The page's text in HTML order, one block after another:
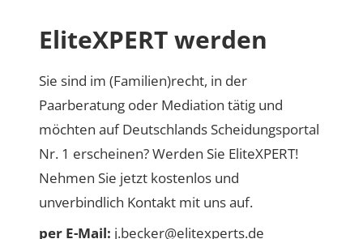
EliteXPERT werden
Sie sind im (Familien)recht, in der
Paarberatung oder Mediation tätig und
möchten auf Deutschlands Scheidungsportal
Nr. 1 erscheinen? Werden Sie EliteXPERT!
Nehmen Sie jetzt kostenlos und
unverbindlich Kontakt mit uns auf.
per E-Mail: j.becker@elitexperts.de